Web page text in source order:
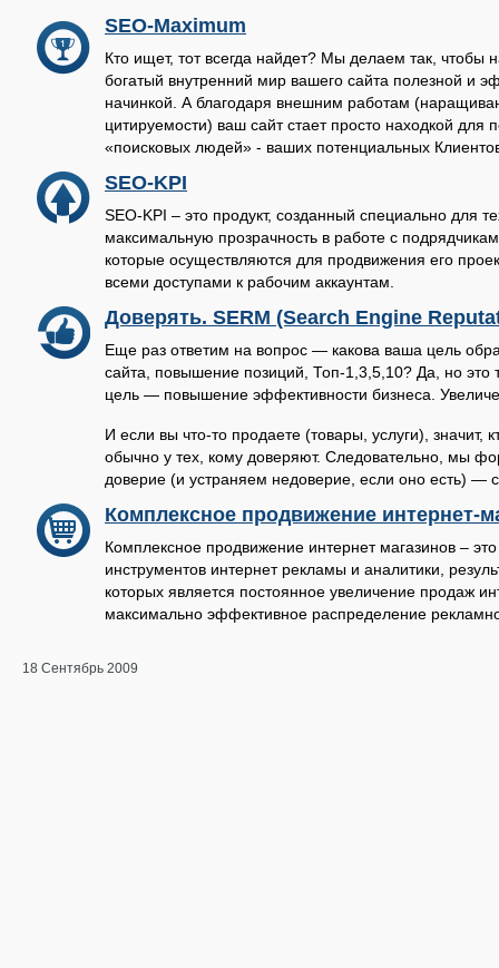
SEO-Maximum
Кто ищет, тот всегда найдет? Мы делаем так,
богатый внутренний мир вашего сайта полезной и
начинкой. А благодаря внешним работам
цитируемости) ваш сайт стает просто находкой
«поисковых людей» - ваших потенциальных
SEO-KPI
SEO-KPI – это продукт, созданный специально для
максимальную прозрачность в работе с
которые осуществляются для продвижения его
всеми доступами к рабочим аккаунтам.
Доверять. SERM (Search Engine
Еще раз ответим на вопрос — какова ваша цель
сайта, повышение позиций, Топ-1,3,5,10? Да, но это
цель — повышение эффективности бизнеса.
И если вы что-то продаете (товары, услуги), значит,
обычно у тех, кому доверяют. Следовательно, мы
доверие (и устраняем недоверие, если оно есть) —
Комплексное продвижение интернет-
Комплексное продвижение интернет магазинов –
инструментов интернет рекламы и аналитики,
которых является постоянное увеличение продаж
максимально эффективное распределение
18 Сентябрь 2009